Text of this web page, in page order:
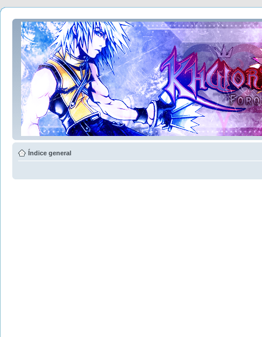
Índice general